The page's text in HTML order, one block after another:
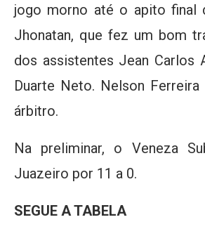
jogo morno até o apito final
Jhonatan, que fez um bom
dos assistentes Jean Carlos
Duarte Neto. Nelson
árbitro.
Na preliminar, o Veneza
Juazeiro por 11 a 0.
SEGUE A TABELA